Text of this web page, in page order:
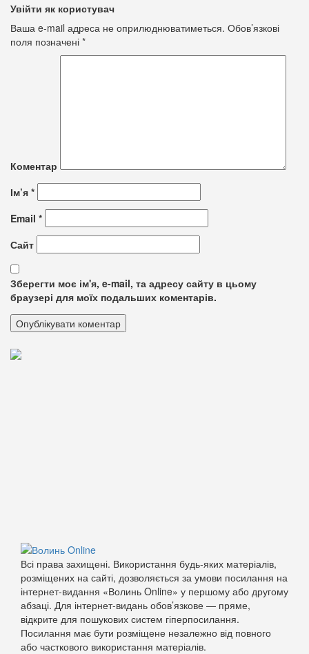
Увійти як користувач
Ваша e-mail адреса не оприлюднюватиметься. Обов’язкові
поля позначені *
Коментар
Ім’я *
Email *
Сайт
Зберегти моє ім'я, e-mail, та адресу сайту в цьому
браузері для моїх подальших коментарів.
Всі права захищені. Використання будь-яких матеріалів,
розміщених на сайті, дозволяється за умови посилання на
інтернет-видання «Волинь Online» у першому або другому
абзаці. Для інтернет-видань обов’язкове — пряме,
відкрите для пошукових систем гіперпосилання.
Посилання має бути розміщене незалежно від повного
або часткового використання матеріалів.